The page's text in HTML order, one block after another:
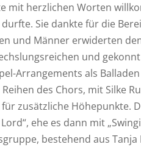
mit herzlichen Worten
Sie dankte für die
und Männer erwiderten
und
Arrangements als Balladen
des Chors, mit Silke
zusätzliche Höhepunkte.
ehe es dann mit
bestehend aus